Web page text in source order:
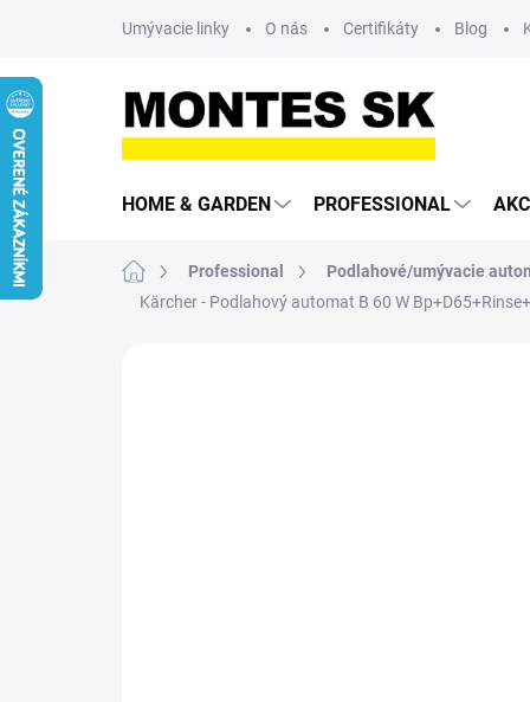
Umývacie linky O nás Certifikáty Blog
HOME & GARDEN PROFESSIONAL
DomovProfessional Podlahové/umývacie
Kärcher - Podlahový automat B 60 W